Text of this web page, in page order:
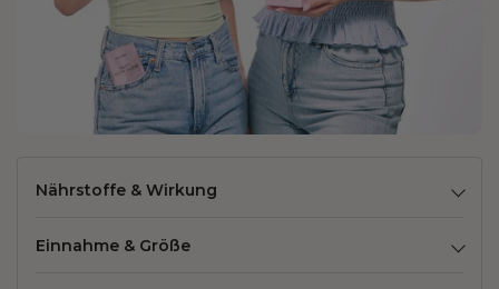
Nährstoffe & Wirkung
Einnahme & Größe